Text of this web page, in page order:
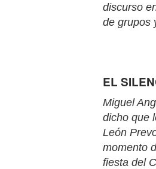
discurso
de grupos
EL
Miguel
dicho que
León
momento
fiesta del